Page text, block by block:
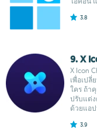
3.8
9. X
X Icon
เพื่อเป
ใคร ถ้า
ปรับแต่
ด้วยแอ
3.9